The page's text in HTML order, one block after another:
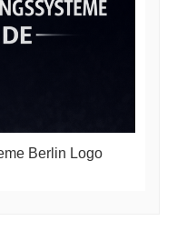
Berlin Logo